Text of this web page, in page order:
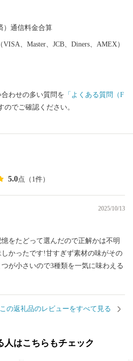
）通信料金合算
、Master、JCB、Diners、AMEX）
わせの多い質問を 「よくある質問（F
のでご確認ください。
5.0点（1件）
2025/10/13
をたどって選んだので正解かは不明
かったです!甘すぎず素材の味がその
が小さいので3種類を一気に味わえる
この返礼品のレビューをすべて見る
人はこちらもチェック